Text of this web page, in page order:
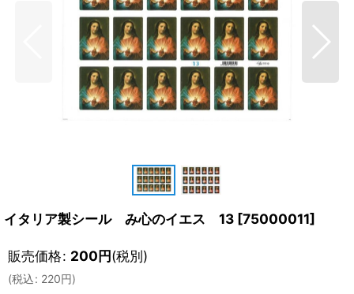
イタリア製シール み心のイエス 13 [75000011]
販売価格: 200円(税別)
(税込: 220円)